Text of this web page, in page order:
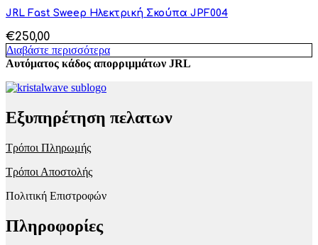
JRL Fast Sweep Ηλεκτρική Σκούπα JPF004
€250,00
Διαβάστε περισσότερα
Αυτόματος κάδος απορριμμάτων JRL
Εξυπηρέτηση πελατων
Τρόποι Πληρωμής
Τρόποι Αποστολής
Πολιτική Επιστροφών
Πληροφορίες